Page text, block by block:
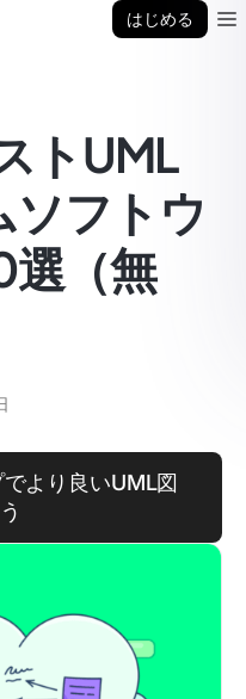
はじめる
トUML
ソフトウ
選（無
より良いUML図